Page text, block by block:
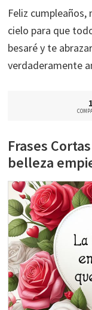
Feliz cumpleaños,
cielo para que
besaré y te
verdaderamente
1
Frases
belleza